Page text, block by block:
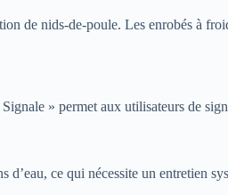
de nids-de-poule. Les enrobés à
» permet aux utilisateurs de
ce qui nécessite un entretien